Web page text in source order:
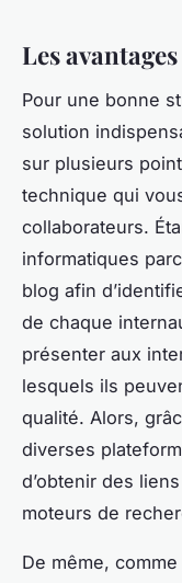
Les
Pour une bonne
solution
sur plusieurs
technique qui
collaborateurs.
informatiques
blog afin
de chaque
présenter aux
lesquels ils
qualité. Alors,
diverses
d’obtenir des
moteurs de
De même,